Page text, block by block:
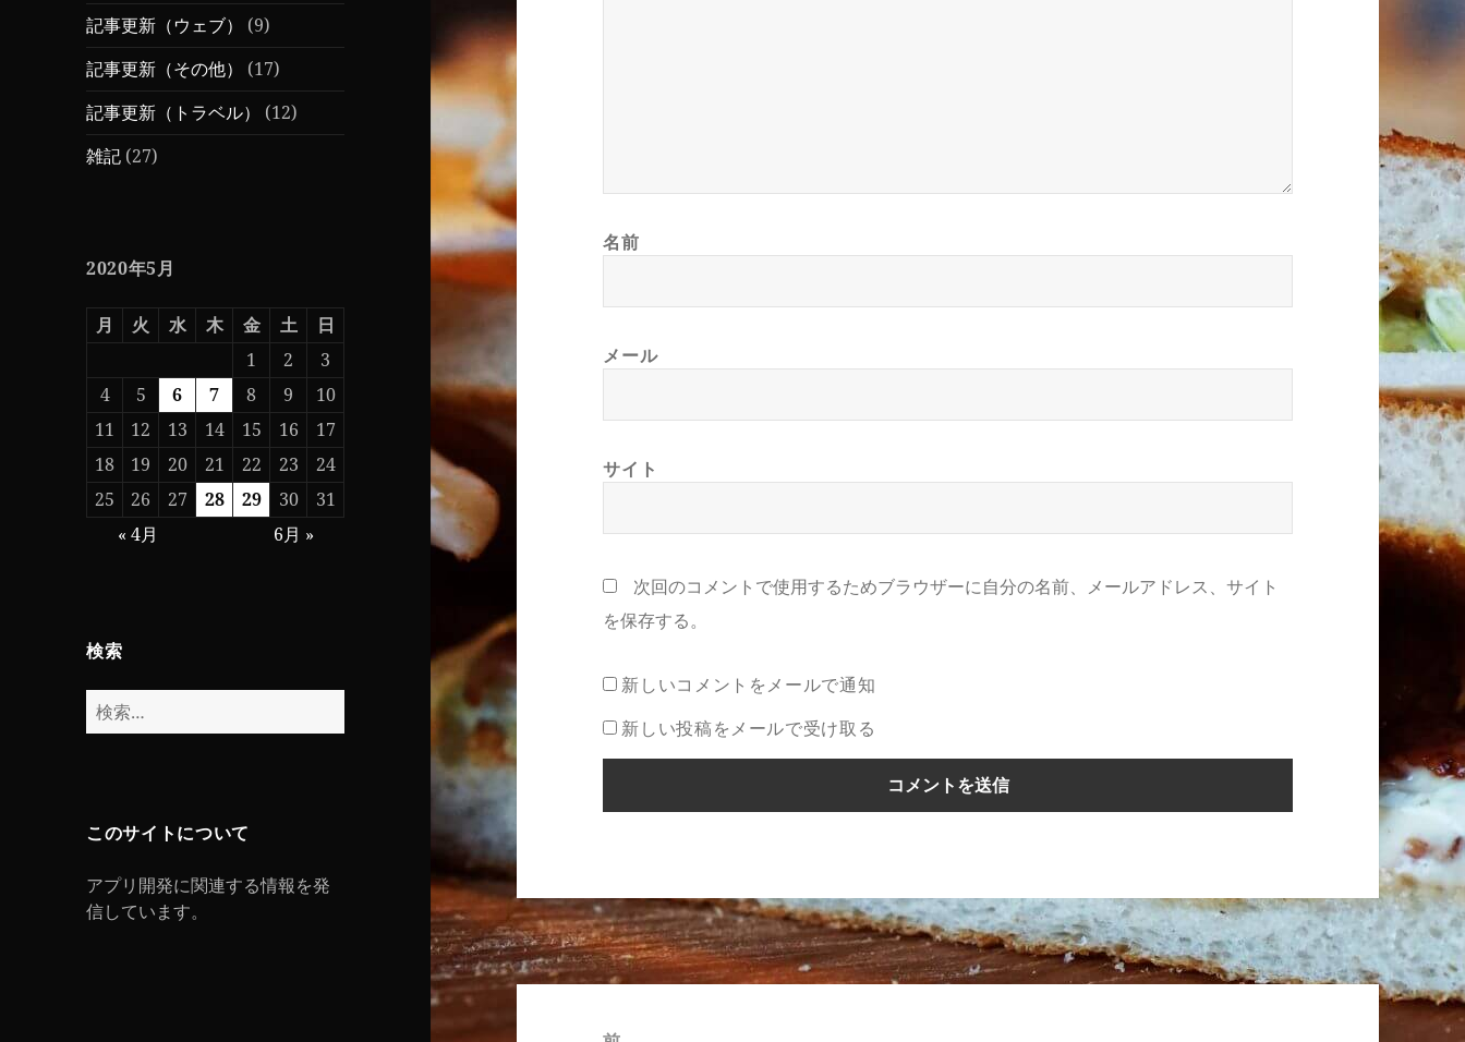
記事更新（ウェブ）
(9)
記事更新（その他）
(17)
記事更新（トラベル）
(12)
雑記 (27)
2020年5月
月 火 水 木 金 土
日
1
2
3
4
5 6 7 8 9
10
11
12 13 14 15 16
17
18
19 20 21 22 23
24
25
26 27 28 29 30
31
« 4月
6月 »
検索
検
索:
このサイトについて
アプリ開発に関連する情報を発
信しています。
名前
メール
サイト
次回のコメントで使用するためブラウザーに自分の名前、メールアドレス、サイト
を保存する。
新しいコメントをメールで通知
新しい投稿をメールで受け取る
稿